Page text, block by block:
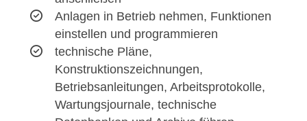
Anlagen in Betrieb nehmen, Funktionen
einstellen und programmieren
technische Pläne,
Konstruktionszeichnungen,
Betriebsanleitungen, Arbeitsprotokolle,
Wartungsjournale, technische